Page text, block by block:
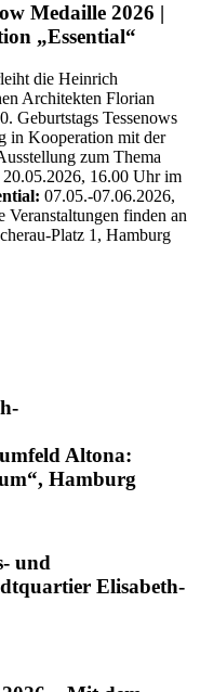
Medaille 2026 |
„Essential“
die Heinrich
Architekten Florian
Geburtstags Tessenows
in Kooperation mit der
zum Thema
20.05.2026, 16.00 Uhr im
07.05.-07.06.2026,
finden an
Platz 1, Hamburg
Altona:
Hamburg
und
Elisabeth-